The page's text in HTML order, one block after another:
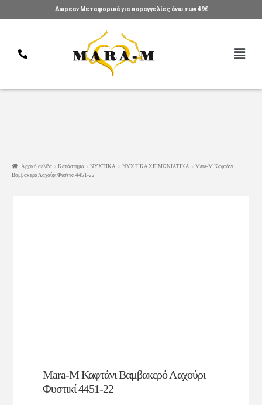
Δωρεαν Μεταφορικά για παραγγελίες άνω των 49€
Αρχική σελίδα Κατάστημα ΝΥΧΤΙΚΑ ΝΥΧΤΙΚΑ ΧΕΙΜΩΝΙΑΤΙΚΑ
Mara-M Καφτάνι
Βαμβακερό Λαχούρι Φυστικί 4451-22
Mara-M Καφτάνι Βαμβακερό Λαχούρι
Φυστικί 4451-22